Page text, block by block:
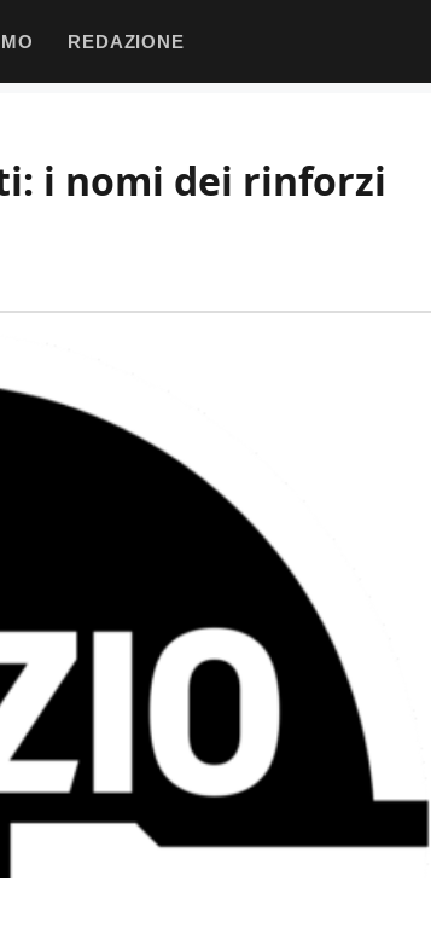
REDAZIONE
i nomi dei rinforzi